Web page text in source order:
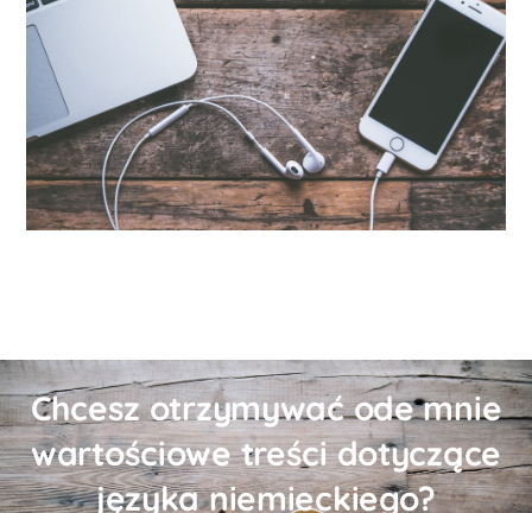
Chcesz otrzymywać ode mnie
wartościowe treści dotyczące
języka niemieckiego?